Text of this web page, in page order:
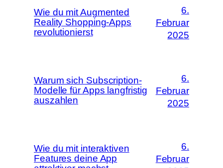
Wie du mit Augmented
Reality Shopping-Apps
revolutionierst
6.
Februar
2025
Warum sich Subscription-
Modelle für Apps langfristig
auszahlen
6.
Februar
2025
Wie du mit interaktiven
Features deine App
6.
Februar